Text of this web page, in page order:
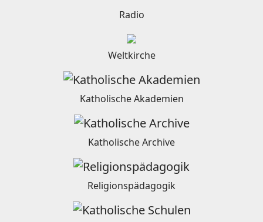
Radio
Weltkirche
Katholische Akademien
Katholische Archive
Religionspädagogik